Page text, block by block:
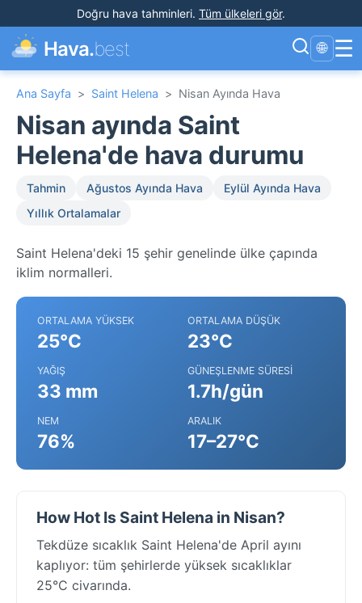
Doğru hava tahminleri. Tüm ülkeleri gör.
Hava.best 🌐 ☰
Ana Sayfa > Saint Helena > Nisan Ayında Hava
Nisan ayında Saint
Helena'de hava durumu
Tahmin Ağustos Ayında Hava
Eylül Ayında Hava
Yıllık Ortalamalar
Saint Helena'deki 15 şehir genelinde ülke çapında
iklim normalleri.
ORTALAMA YÜKSEK
25°C
ORTALAMA DÜŞÜK
23°C
YAĞIŞ
33 mm
GÜNEŞLENME SÜRESI
1.7h/gün
NEM
76%
ARALIK
17–27°C
How Hot Is Saint Helena in Nisan?
Tekdüze sıcaklık Saint Helena'de April ayını
kaplıyor: tüm şehirlerde yüksek sıcaklıklar
25°C civarında.